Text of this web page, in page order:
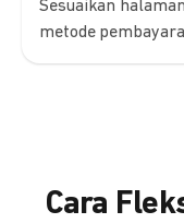
Sesuaikan
metode
Cara